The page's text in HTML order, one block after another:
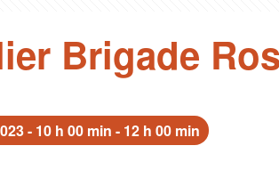
Brigade
- 10 h 00 min - 12 h 00 min